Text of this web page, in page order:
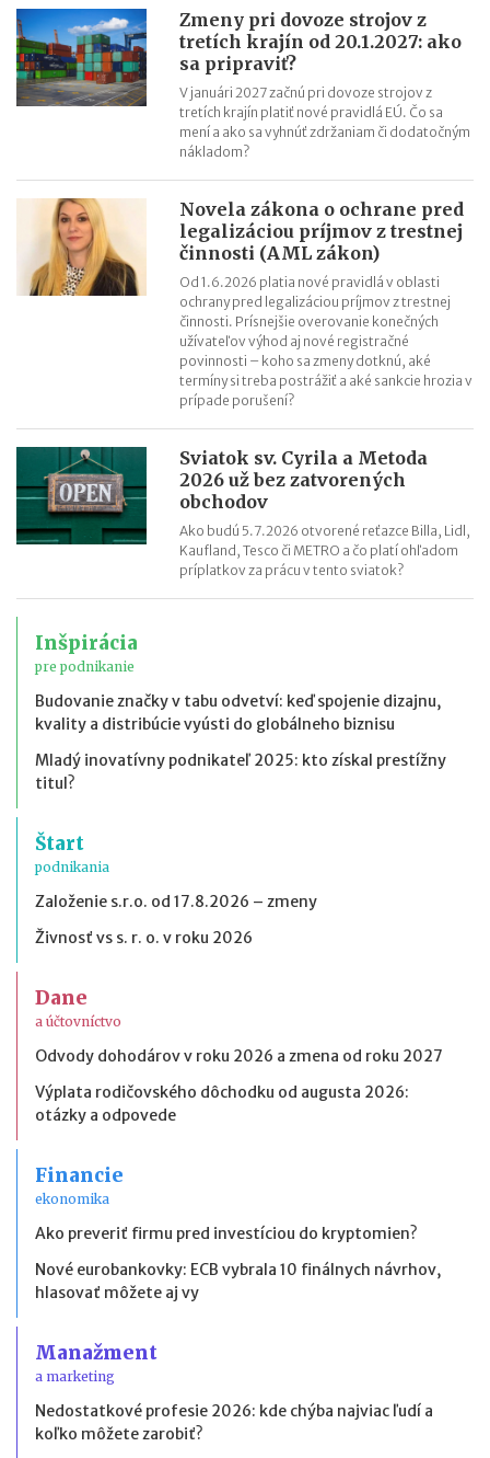
Najsilnejšia predvianočná sezóna: 5 krokov k vyšším tržbám
Zmeny pri dovoze strojov z
tretích krajín od 20.1.2027: ako
sa pripraviť?
V januári 2027 začnú pri dovoze strojov z
tretích krajín platiť nové pravidlá EÚ. Čo sa
mení a ako sa vyhnúť zdržaniam či dodatočným
nákladom?
Novela zákona o ochrane pred
legalizáciou príjmov z trestnej
činnosti (AML zákon)
Od 1.6.2026 platia nové pravidlá v oblasti
ochrany pred legalizáciou príjmov z trestnej
činnosti. Prísnejšie overovanie konečných
užívateľov výhod aj nové registračné
povinnosti – koho sa zmeny dotknú, aké
termíny si treba postrážiť a aké sankcie hrozia v
prípade porušení?
Sviatok sv. Cyrila a Metoda
2026 už bez zatvorených
obchodov
Ako budú 5.7.2026 otvorené reťazce Billa, Lidl,
Kaufland, Tesco či METRO a čo platí ohľadom
príplatkov za prácu v tento sviatok?
Inšpirácia
pre podnikanie
Budovanie značky v tabu odvetví: keď spojenie dizajnu,
kvality a distribúcie vyústi do globálneho biznisu
Mladý inovatívny podnikateľ 2025: kto získal prestížny
titul?
Štart
podnikania
Založenie s.r.o. od 17.8.2026 – zmeny
Živnosť vs s. r. o. v roku 2026
Dane
a účtovníctvo
Odvody dohodárov v roku 2026 a zmena od roku 2027
Výplata rodičovského dôchodku od augusta 2026:
otázky a odpovede
Financie
ekonomika
Ako preveriť firmu pred investíciou do kryptomien?
Nové eurobankovky: ECB vybrala 10 finálnych návrhov,
hlasovať môžete aj vy
Manažment
a marketing
Nedostatkové profesie 2026: kde chýba najviac ľudí a
koľko môžete zarobiť?